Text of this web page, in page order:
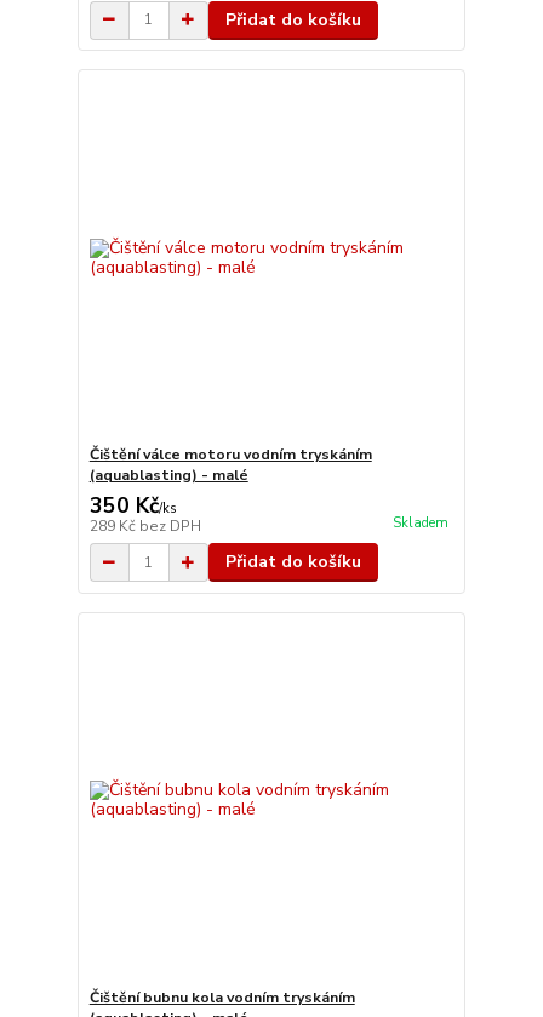
Přidat do košíku
Čištění válce motoru vodním tryskáním
(aquablasting) - malé
350 Kč/ks
289 Kč bez DPH Skladem
Přidat do košíku
Čištění bubnu kola vodním tryskáním